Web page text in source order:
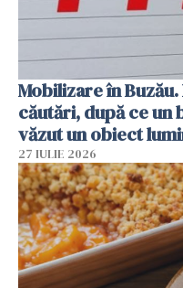
Mobilizare în
căutări, după ce un
văzut un obiect
27 IULIE 2026